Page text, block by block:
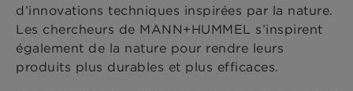
d’innovations techniques inspirées par la nature.
Les chercheurs de MANN+HUMMEL s’inspirent
également de la nature pour rendre leurs
produits plus durables et plus efficaces.